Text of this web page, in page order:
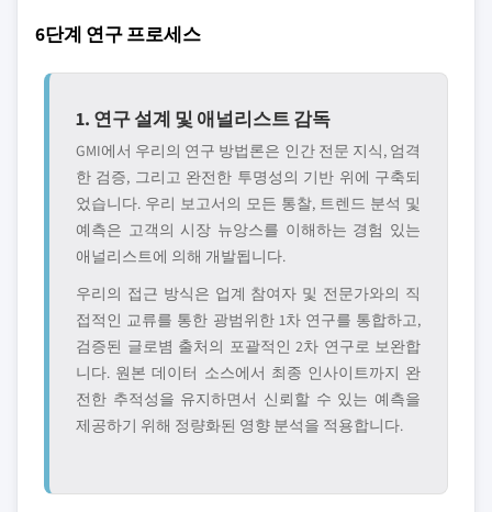
6단계 연구 프로세스
1. 연구 설계 및 애널리스트 감독
GMI에서 우리의 연구 방법론은 인간 전문 지식, 엄격
한 검증, 그리고 완전한 투명성의 기반 위에 구축되
었습니다. 우리 보고서의 모든 통찰, 트렌드 분석 및
예측은 고객의 시장 뉴앙스를 이해하는 경험 있는
애널리스트에 의해 개발됩니다.
우리의 접근 방식은 업계 참여자 및 전문가와의 직
접적인 교류를 통한 광범위한 1차 연구를 통합하고,
검증된 글로볌 출처의 포괄적인 2차 연구로 보완합
니다. 원본 데이터 소스에서 최종 인사이트까지 완
전한 추적성을 유지하면서 신뢰할 수 있는 예측을
제공하기 위해 정량화된 영향 분석을 적용합니다.